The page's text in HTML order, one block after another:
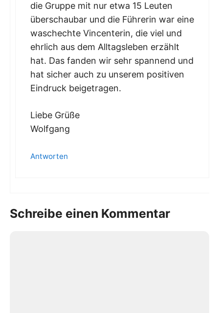
die Gruppe mit nur etwa 15 Leuten
überschaubar und die Führerin war eine
waschechte Vincenterin, die viel und
ehrlich aus dem Alltagsleben erzählt
hat. Das fanden wir sehr spannend und
hat sicher auch zu unserem positiven
Eindruck beigetragen.
Liebe Grüße
Wolfgang
Antworten
Schreibe einen Kommentar